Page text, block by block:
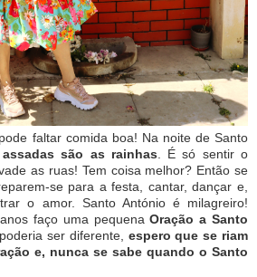
faltar comida boa! Na noite de Santo
são as rainhas . É só sentir o
as ruas! Tem coisa melhor? Então se
se para a festa, cantar, dançar e,
o amor. Santo António é milagreiro!
faço uma pequenaOração a Santo
ser diferente, espero que se riam
e, nunca se sabe quando o Santo